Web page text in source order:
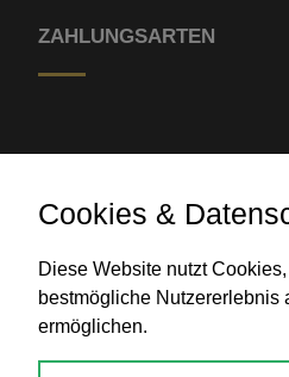
ZAHLUNGSARTEN
Banküberweisung
Cookies &
Diese Website nutzt
bestmögliche Nutzererlebnis
ermöglichen.